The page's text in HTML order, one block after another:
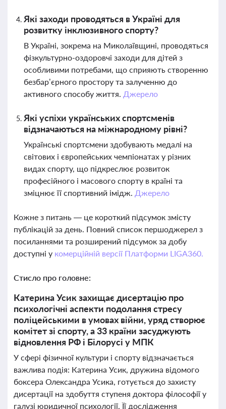
Які заходи проводяться в Україні для
розвитку інклюзивного спорту?
В Україні, зокрема на Миколаївщині, проводяться
фізкультурно-оздоровчі заходи для дітей з
особливими потребами, що сприяють створенню
безбар’єрного простору та залученню до
активного способу життя. Джерело
Які успіхи українських спортсменів
відзначаються на міжнародному рівні?
Українські спортсмени здобувають медалі на
світових і європейських чемпіонатах у різних
видах спорту, що підкреслює розвиток
професійного і масового спорту в країні та
зміцнює її спортивний імідж. Джерело
Кожне з питань — це короткий підсумок змісту
публікацій за день. Повний список першоджерел з
посиланнями та розширений підсумок за добу
доступні у комерційній версії Платформи LIGA360.
Стисло про головне:
Катерина Усик захищає дисертацію про
психологічні аспекти подолання стресу
поліцейськими в умовах війни, уряд створює
комітет зі спорту, а 33 країни засуджують
відновлення РФ і Білорусі у МПК
У сфері фізичної культури і спорту відзначається
важлива подія: Катерина Усик, дружина відомого
боксера Олександра Усика, готується до захисту
дисертації на здобуття ступеня доктора філософії у
галузі юридичної психології. Її дослідження